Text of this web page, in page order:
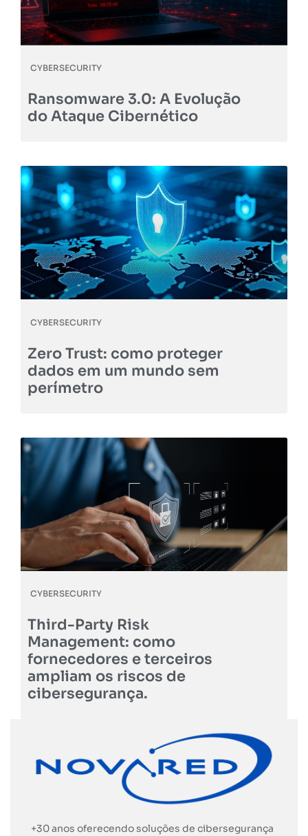
CYBERSECURITY
Ransomware 3.0: A Evolução
do Ataque Cibernético
CYBERSECURITY
Zero Trust: como proteger
dados em um mundo sem
perímetro
CYBERSECURITY
Third-Party Risk
Management: como
fornecedores e terceiros
ampliam os riscos de
cibersegurança.
+30 anos oferecendo soluções de cibersegurança